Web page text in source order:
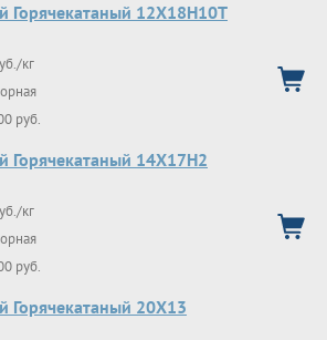
Горячекатаный 12Х18Н10Т
кг
руб.
Горячекатаный 14Х17Н2
кг
руб.
Горячекатаный 20Х13